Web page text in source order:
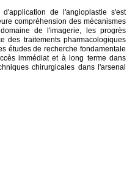
de l'angioplastie s'est
compréhension des mécanismes
de l'imagerie, les progrès
des traitements pharmacologiques
études de recherche fondamentale
immédiat et à long terme dans
chirurgicales dans l'arsenal